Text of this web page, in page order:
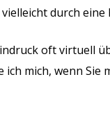
durch
oft virtuell
mich, wenn